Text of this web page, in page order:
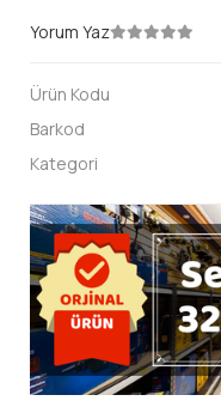
Yorum Yaz
Ürün Kodu
Barkod
Kategori